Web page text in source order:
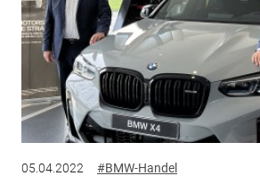
05.04.2022 #BMW-Handel